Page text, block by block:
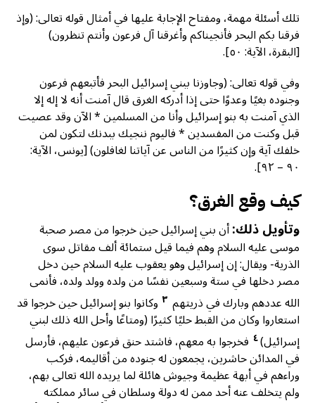
تلك أسئلة مهمة، ومفتاح الإجابة عليها في أمثال قوله تعالى: (وإذ
فرقنا بكم البحر فأنجيناكم وأغرقنا آل فرعون وأنتم تنظرون)
[البقرة، الآية: ٥٠].
وفي قوله تعالى: (وجاوزنا ببني إسرائيل البحر فأتبعهم فرعون
وجنوده بغيًا وعدوًا حتى إذا أدركه الغرق قال آمنت أنه لا إله إلا
الذي آمنت به بنو إسرائيل وأنا من المسلمين * الآن وقد عصيت
قبل وكنت من المفسدين * فاليوم ننجيك ببدنك لتكون لمن
خلفك آية وإن كثيرًا من الناس عن آياتنا لغافلون) [يونس، الآية:
٩٠ – ٩٢].
كيف وقع الغرق؟
وتأويل ذلك:أن بني إسرائيل حين خرجوا من مصر صحبة
موسى عليه السلام وهم فيما قيل ستمائة ألف مقاتل سوى
الذرية- ويقال: إن إسرائيل وهو يعقوب عليه السلام حين دخل
مصر دخلها في ستة وسبعين نفسًا من ولده وولد ولده، فأنمى
الله عددهم وبارك في ذريتهم ٣ وكانوا بنو إسرائيل حين خرجوا قد
استعاروا وكان من القبط حليًا كثيرًا (ومتاعًا وأحل الله ذلك لبني
إسرائيل)٤ فخرجوا به معهم، فاشتد حنق فرعون عليهم، فأرسل
في المدائن حاشرين، يجمعون له جنوده من أقاليمه، فركب
وراءهم في أبهة عظيمة وجيوش هائلة لما يريده الله تعالى بهم،
ولم يتخلف عنه أحد ممن له دولة وسلطان في سائر مملكته